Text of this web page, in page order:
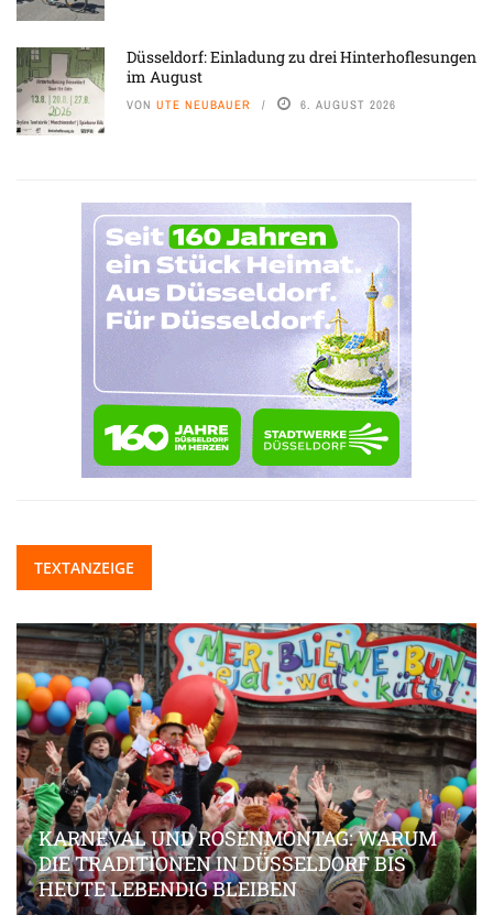
Düsseldorf: Einladung zu drei Hinterhoflesungen
im August
VON UTE NEUBAUER 6. AUGUST 2026
TEXTANZEIGE
KARNEVAL UND ROSENMONTAG: WARUM
DIE TRADITIONEN IN DÜSSELDORF BIS
HEUTE LEBENDIG BLEIBEN